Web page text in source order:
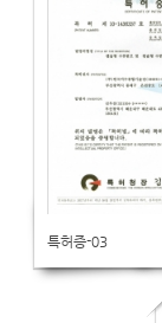
특허증-03